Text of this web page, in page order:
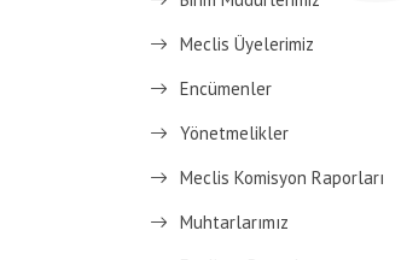
Meclis Üyelerimiz
Encümenler
Yönetmelikler
Meclis Komisyon Raporları
Muhtarlarımız